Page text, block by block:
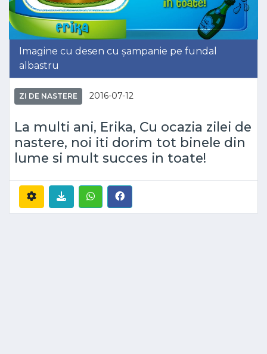
Imagine cu desen cu șampanie pe fundal
albastru
ZI DE NASTERE 2016-07-12
La multi ani, Erika, Cu ocazia zilei de
nastere, noi iti dorim tot binele din
lume si mult succes in toate!